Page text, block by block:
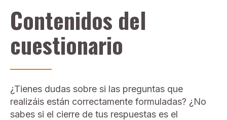
Contenidos del
cuestionario
¿Tienes dudas sobre si las preguntas que
realizáis están correctamente formuladas? ¿No
sabes si el cierre de tus respuestas es el